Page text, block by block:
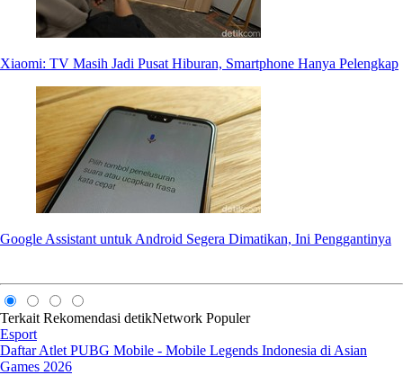
Xiaomi: TV Masih Jadi Pusat Hiburan, Smartphone Hanya Pelengkap
Google Assistant untuk Android Segera Dimatikan, Ini Penggantinya
Terkait Rekomendasi detikNetwork Populer
Esport
Daftar Atlet PUBG Mobile - Mobile Legends Indonesia di Asian
Games 2026